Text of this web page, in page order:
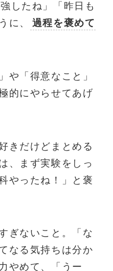
したね」「昨日も
に、
過程を褒めて
や「得意なこと」
的にやらせてあげ
きだけどまとめる
、まず実験をしっ
やったね！」と褒
ぎないこと。「な
なる気持ちは分か
やめて、「うー